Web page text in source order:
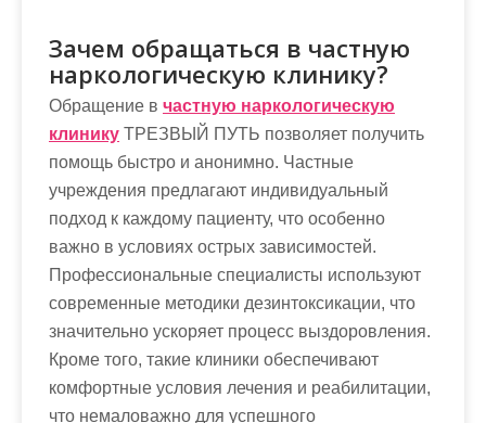
Зачем обращаться в частную
наркологическую клинику?
Обращение в частную наркологическую
клинику ТРЕЗВЫЙ ПУТЬ позволяет получить
помощь быстро и анонимно. Частные
учреждения предлагают индивидуальный
подход к каждому пациенту, что особенно
важно в условиях острых зависимостей.
Профессиональные специалисты используют
современные методики дезинтоксикации, что
значительно ускоряет процесс выздоровления.
Кроме того, такие клиники обеспечивают
комфортные условия лечения и реабилитации,
что немаловажно для успешного